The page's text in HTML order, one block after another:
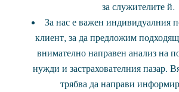
за служителите й.
За нас е важен индивидуалния
клиент, за да предложим
внимателно направен анализ на
нужди и застрахователния пазар.
трябва да направи